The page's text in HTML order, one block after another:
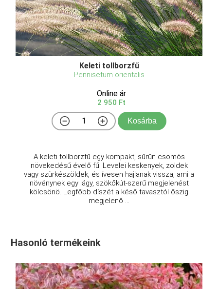
Keleti tollborzfű
Pennisetum orientalis
Online ár
2 950 Ft
Kosárba
A keleti tollborzfű egy kompakt, sűrűn csomós
növekedésű évelő fű. Levelei keskenyek, zöldek
vagy szürkészöldek, és ívesen hajlanak vissza, ami a
növénynek egy lágy, szökőkút-szerű megjelenést
kölcsönö. Legfőbb díszét a késő tavasztól őszig
megjelenő ...
Hasonló termékeink